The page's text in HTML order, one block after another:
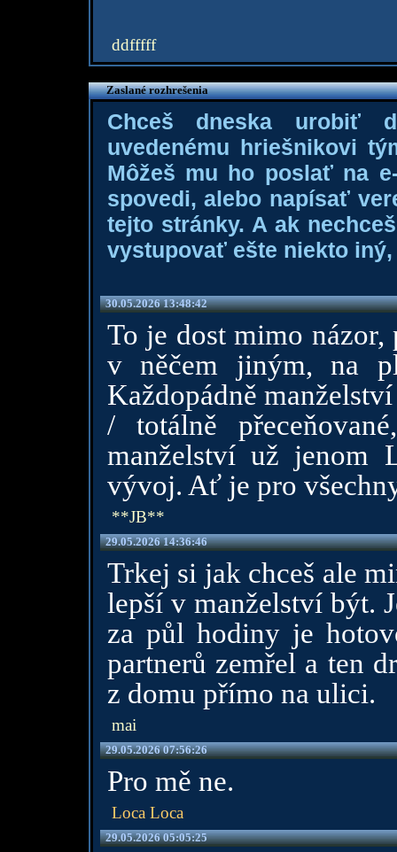
ddfffff
Zaslané rozhrešenia
Chceš dneska urobiť
uvedenému hriešnikovi
Môžeš mu ho poslať na
spovedi, alebo napísať
tejto stránky. A ak
vystupovať ešte niekto
30.05.2026 13:48:42
To je dost mimo
v něčem jiným, na
Každopádně
/ totálně
manželství už jenom
vývoj. Ať je pro
**JB**
29.05.2026 14:36:46
Trkej si jak chceš ale
lepší v manželství být.
za půl hodiny je
partnerů zemřel a ten
z domu přímo na ulici.
mai
29.05.2026 07:56:26
Pro mě ne.
Loca Loca
29.05.2026 05:05:25